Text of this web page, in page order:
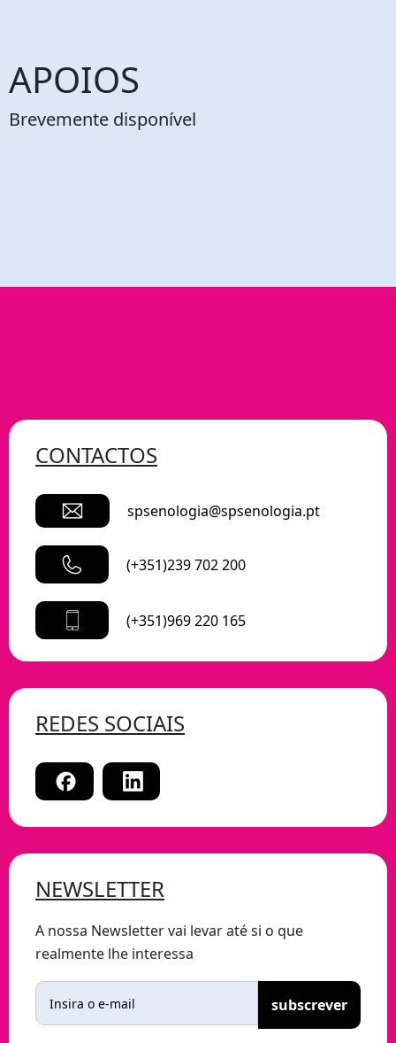
APOIOS
Brevemente disponível
CONTACTOS
spsenologia@spsenologia.pt
(+351)239 702 200
(+351)969 220 165
REDES SOCIAIS
NEWSLETTER
A nossa Newsletter vai levar até si o que
realmente lhe interessa